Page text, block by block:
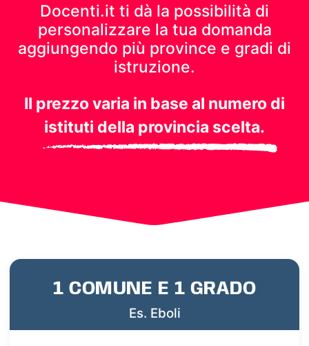
Docenti.it ti dà la possibilità di
personalizzare la tua domanda
aggiungendo più province e gradi di
istruzione.
Il prezzo varia in base al numero di
istituti della provincia scelta.
1 COMUNE E 1 GRADO
Es. Eboli